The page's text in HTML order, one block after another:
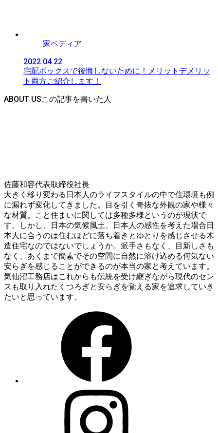
家ペディア
2022.04.22
宅配ボックスで後悔しないために！メリットデメリッ
ト両方ご紹介します！
ABOUT US
佐藤和容代表取締役社長
大きく移り変わる日本人のライフスタイルの中で住環境も例
に漏れず変化してきました。目を引く奇抜な外観の家や様々
な材質。こと住まいに関しては多種多様というのが現状で
す。しかし、日本の気候風土、日本人の感性を考えた場合日
本人に合うのは住むほどに落ち着きとゆとりを感じさせる木
造住宅なのではないでしょうか。派手さもなく、目新しさも
なく、あくまで簡素でその空間に自然に溶け込める何気ない
安らぎを感じることができるのが本当の家と考えています。
気仙沼工務店はこれからも伝統を受け継ぎながら現代のセン
スも取り入れたくつろぎと安らぎを覚える家を追求していき
たいと思っています。